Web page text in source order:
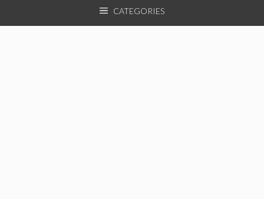
CATEGORIES